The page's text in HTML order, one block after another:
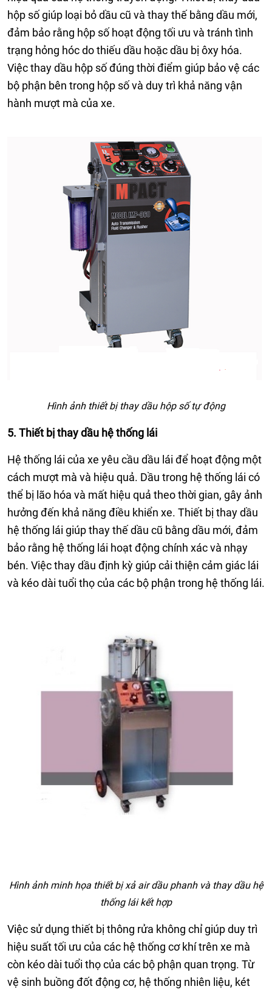
hộp số giúp loại bỏ dầu cũ và thay thế bằng dầu mới,
đảm bảo rằng hộp số hoạt động tối ưu và tránh tình
trạng hỏng hóc do thiếu dầu hoặc dầu bị ôxy hóa.
Việc thay dầu hộp số đúng thời điểm giúp bảo vệ các
bộ phận bên trong hộp số và duy trì khả năng vận
hành mượt mà của xe.
Hình ảnh thiết bị thay dầu hộp số tự động
5. Thiết bị thay dầu hệ thống lái
Hệ thống lái của xe yêu cầu dầu lái để hoạt động một
cách mượt mà và hiệu quả. Dầu trong hệ thống lái có
thể bị lão hóa và mất hiệu quả theo thời gian, gây ảnh
hưởng đến khả năng điều khiển xe. Thiết bị thay dầu
hệ thống lái giúp thay thế dầu cũ bằng dầu mới, đảm
bảo rằng hệ thống lái hoạt động chính xác và nhạy
bén. Việc thay dầu định kỳ giúp cải thiện cảm giác lái
và kéo dài tuổi thọ của các bộ phận trong hệ thống lái.
Hình ảnh minh họa thiết bị xả air dầu phanh và thay dầu hệ
thống lái kết hợp
Việc sử dụng thiết bị thông rửa không chỉ giúp duy trì
hiệu suất tối ưu của các hệ thống cơ khí trên xe mà
còn kéo dài tuổi thọ của các bộ phận quan trọng. Từ
vệ sinh buồng đốt động cơ, hệ thống nhiên liệu, két